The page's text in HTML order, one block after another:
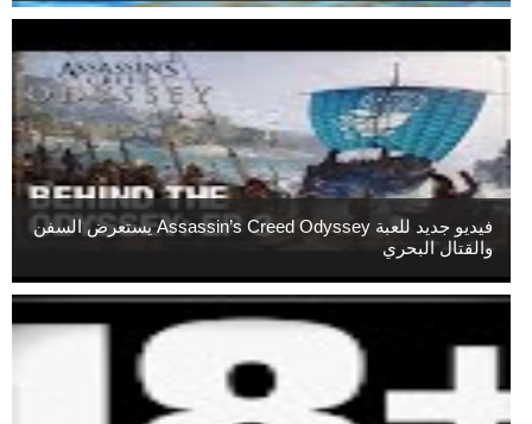
فيديو جديد للعبة Assassin’s Creed Odyssey يستعرض السفن
والقتال البحري